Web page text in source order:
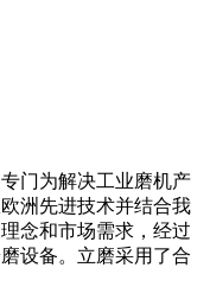
门为解决工业磨机产
洲先进技术并结合我
念和市场需求，经过
设备。立磨采用了合